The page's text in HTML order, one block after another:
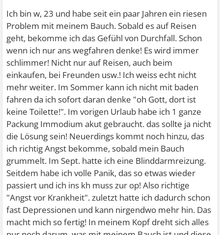
Ich bin w, 23 und habe seit ein paar Jahren ein riesen
Problem mit meinem Bauch. Sobald es auf Reisen
geht, bekomme ich das Gefühl von Durchfall. Schon
wenn ich nur ans wegfahren denke! Es wird immer
schlimmer! Nicht nur auf Reisen, auch beim
einkaufen, bei Freunden usw.! Ich weiss echt nicht
mehr weiter. Im Sommer kann ich nicht mit baden
fahren da ich sofort daran denke "oh Gott, dort ist
keine Toilette!". Im vorigen Urlaub habe ich 1 ganze
Packung Immodium akut gebraucht. das sollte ja nicht
die Lösung sein! Neuerdings kommt noch hinzu, das
ich richtig Angst bekomme, sobald mein Bauch
grummelt. Im Sept. hatte ich eine Blinddarmreizung.
Seitdem habe ich volle Panik, das so etwas wieder
passiert und ich ins kh muss zur op! Also richtige
"Angst vor Krankheit". zuletzt hatte ich dadurch schon
fast Depressionen und kann nirgendwo mehr hin. Das
macht mich so fertig! In meinem Kopf dreht sich alles